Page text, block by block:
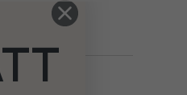
Stilar